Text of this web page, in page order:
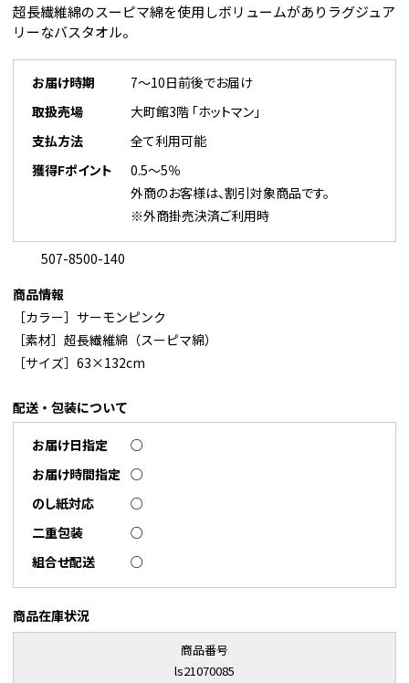
超長繊維綿のスーピマ綿を使用しボリュームがありラグジュア
リーなバスタオル。
お届け時期
7～10日前後でお届け
取扱売場
大町館3階 「ホットマン」
支払方法
全て利用可能
獲得Fポイント
0.5～5％
外商のお客様は、割引対象商品です。
※外商掛売決済ご利用時
507-8500-140
商品情報
［カラー］サーモンピンク
［素材］超長繊維綿（スーピマ綿）
［サイズ］63×132cm
配送・包装について
お届け日指定
○
お届け時間指定 ○
のし紙対応
○
二重包装
○
組合せ配送
○
商品在庫状況
商品番号
ls21070085